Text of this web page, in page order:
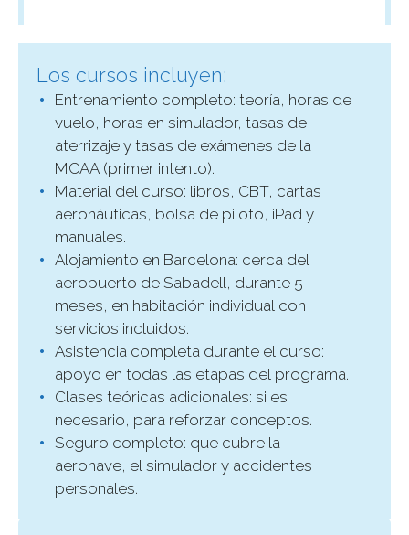
Los cursos incluyen:
Entrenamiento completo: teoría, horas de
vuelo, horas en simulador, tasas de
aterrizaje y tasas de exámenes de la
MCAA (primer intento).
Material del curso: libros, CBT, cartas
aeronáuticas, bolsa de piloto, iPad y
manuales.
Alojamiento en Barcelona: cerca del
aeropuerto de Sabadell, durante 5
meses, en habitación individual con
servicios incluidos.
Asistencia completa durante el curso:
apoyo en todas las etapas del programa.
Clases teóricas adicionales: si es
necesario, para reforzar conceptos.
Seguro completo: que cubre la
aeronave, el simulador y accidentes
personales.